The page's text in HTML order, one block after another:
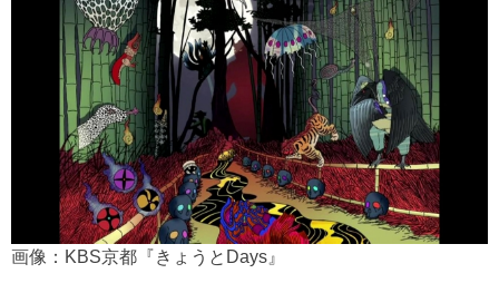
画像：KBS京都『きょうとDays』